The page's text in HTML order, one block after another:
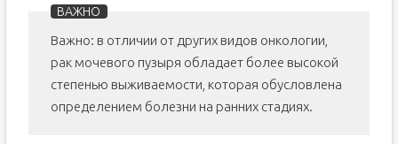
Важно: в отличии от других видов онкологии,
рак мочевого пузыря обладает более высокой
степенью выживаемости, которая обусловлена
определением болезни на ранних стадиях.